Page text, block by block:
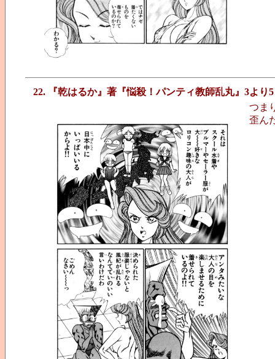
22. 『乾はるか』著『悩殺！パンティ教師乱丸』3より5
つま
歪ん